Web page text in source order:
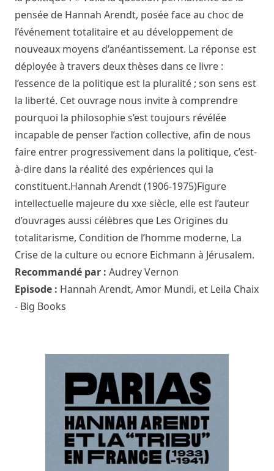
pensée de Hannah Arendt, posée face au choc de
l’événement totalitaire et au développement de
nouveaux moyens d’anéantissement. La réponse est
déployée à travers deux thèses dans ce livre :
l’essence de la politique est la pluralité ; son sens est
la liberté. Cet ouvrage nous invite à comprendre
pourquoi la philosophie s’est toujours révélée
incapable de penser l’action collective, afin de nous
faire entrer progressivement dans la politique, c’est-
à-dire dans la réalité des expériences qui la
constituent.Hannah Arendt (1906-1975)Figure
intellectuelle majeure du xxe siècle, elle est l’auteur
d’ouvrages aussi célèbres que Les Origines du
totalitarisme, Condition de l’homme moderne, La
Crise de la culture ou ecnore Eichmann à Jérusalem.
Recommandé par : Audrey Vernon
Episode : Hannah Arendt, Amor Mundi, et Leila Chaix
- Big Books